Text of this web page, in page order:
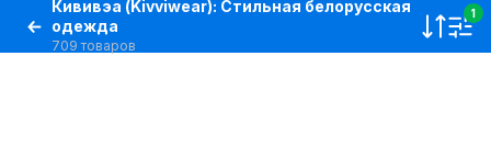
Кививэа (Kivviwear): Стильная белорусская
одежда
709 товаров
1